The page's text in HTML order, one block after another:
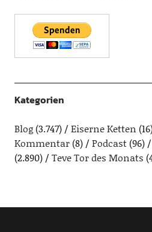
Kategorien
Blog(3.747) Eiserne Ketten
Kommentar(8) Podcast(96)
(2.890)
Teve Tor des Monats